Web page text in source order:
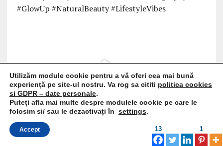
13 1
Utilizăm module cookie pentru a vă oferi cea mai bună
experiență pe site-ul nostru. Va rog sa cititi politica cookies
si GDPR – date personale.
Puteți afla mai multe despre modulele cookie pe care le
folosim si/ sau le dezactivați în settings.
Accept